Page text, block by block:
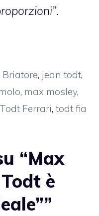
Briatore, jean todt,
, max mosley,
Todt Ferrari, todt fia
“Max
è